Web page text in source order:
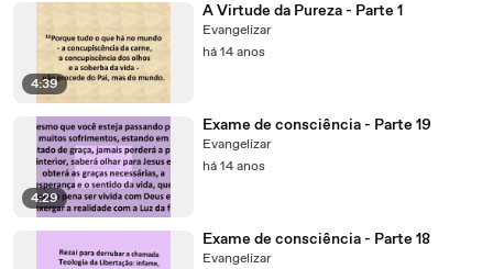
4:39
A Virtude da Pureza - Parte 1
Evangelizar
há 14 anos
4:29
Exame de consciência - Parte 19
Evangelizar
há 14 anos
Exame de consciência - Parte 18
Evangelizar